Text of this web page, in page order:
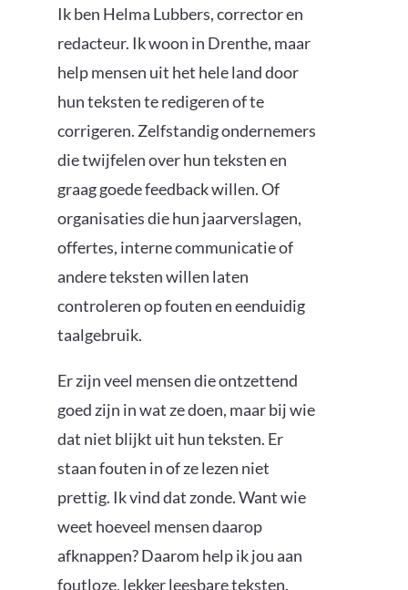
Ik ben Helma Lubbers, corrector en
redacteur. Ik woon in Drenthe, maar
help mensen uit het hele land door
hun teksten te redigeren of te
corrigeren. Zelfstandig ondernemers
die twijfelen over hun teksten en
graag goede feedback willen. Of
organisaties die hun jaarverslagen,
offertes, interne communicatie of
andere teksten willen laten
controleren op fouten en eenduidig
taalgebruik.
Er zijn veel mensen die ontzettend
goed zijn in wat ze doen, maar bij wie
dat niet blijkt uit hun teksten. Er
staan fouten in of ze lezen niet
prettig. Ik vind dat zonde. Want wie
weet hoeveel mensen daarop
afknappen? Daarom help ik jou aan
foutloze, lekker leesbare teksten.